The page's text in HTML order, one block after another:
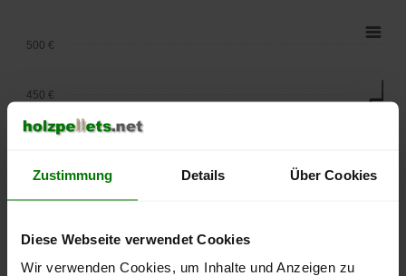
Zustimmung Details Über Cookies
Diese Webseite verwendet Cookies
Wir verwenden Cookies, um Inhalte und Anzeigen zu
300 €
450 €
500 €